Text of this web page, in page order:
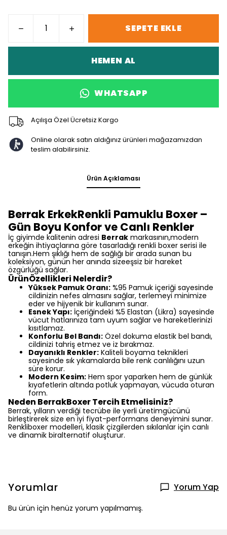
SEPETE EKLE
HEMEN AL
WHATSAPP
Açılışa Özel Ücretsiz Kargo
Online olarak satın aldığınız ürünleri mağazamızdan
teslim alabilirsiniz.
Ürün Açıklaması
Berrak ErkekRenkli Pamuklu Boxer –
Gün Boyu Konfor ve Canlı Renkler
İç giyimde kalitenin adresi Berrak markasının,modern
erkeğin ihtiyaçlarına göre tasarladığı renkli boxer serisi ile
tanışın.Hem şıklığı hem de sağlığı bir arada sunan bu
koleksiyon, günün her anında sizeeşsiz bir hareket
özgürlüğü sağlar.
ÜrünÖzellikleri Nelerdir?
Yüksek Pamuk Oranı: %95 Pamuk içeriği sayesinde
cildinizin nefes almasını sağlar, terlemeyi minimize
eder ve hijyenik bir kullanım sunar.
Esnek Yapı: İçeriğindeki %5 Elastan (Likra) sayesinde
vücut hatlarınıza tam uyum sağlar ve hareketlerinizi
kısıtlamaz.
Konforlu Bel Bandı: Özel dokuma elastik bel bandı,
cildinizi tahriş etmez ve iz bırakmaz.
Dayanıklı Renkler: Kaliteli boyama teknikleri
sayesinde sık yıkamalarda bile renk canlılığını uzun
süre korur.
Modern Kesim: Hem spor yaparken hem de günlük
kıyafetlerin altında potluk yapmayan, vücuda oturan
form.
Neden BerrakBoxer Tercih Etmelisiniz?
Berrak, yılların verdiği tecrübe ile yerli üretimgücünü
birleştirerek size en iyi fiyat-performans deneyimini sunar.
Renkliboxer modelleri, klasik çizgilerden sıkılanlar için canlı
ve dinamik biralternatif oluşturur.
Yorumlar Yorum Yap
Bu ürün için henüz yorum yapılmamış.